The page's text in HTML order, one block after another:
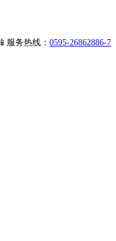
📱服务热线： 0595-26862886-7